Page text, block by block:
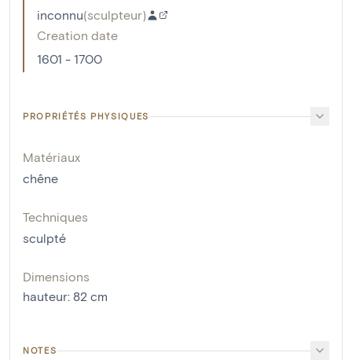
inconnu(sculpteur)
Creation date
1601 - 1700
PROPRIÉTÉS PHYSIQUES
Matériaux
chêne
Techniques
sculpté
Dimensions
hauteur: 82 cm
NOTES